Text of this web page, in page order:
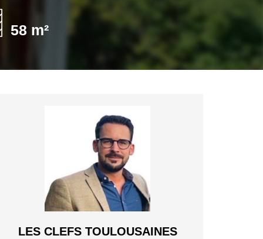
58 m²
LES CLEFS TOULOUSAINES